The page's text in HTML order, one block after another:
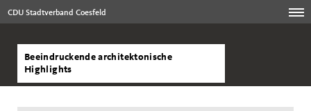
CDU Stadtverband Coesfeld
Beeindruckende architektonische
Highlights